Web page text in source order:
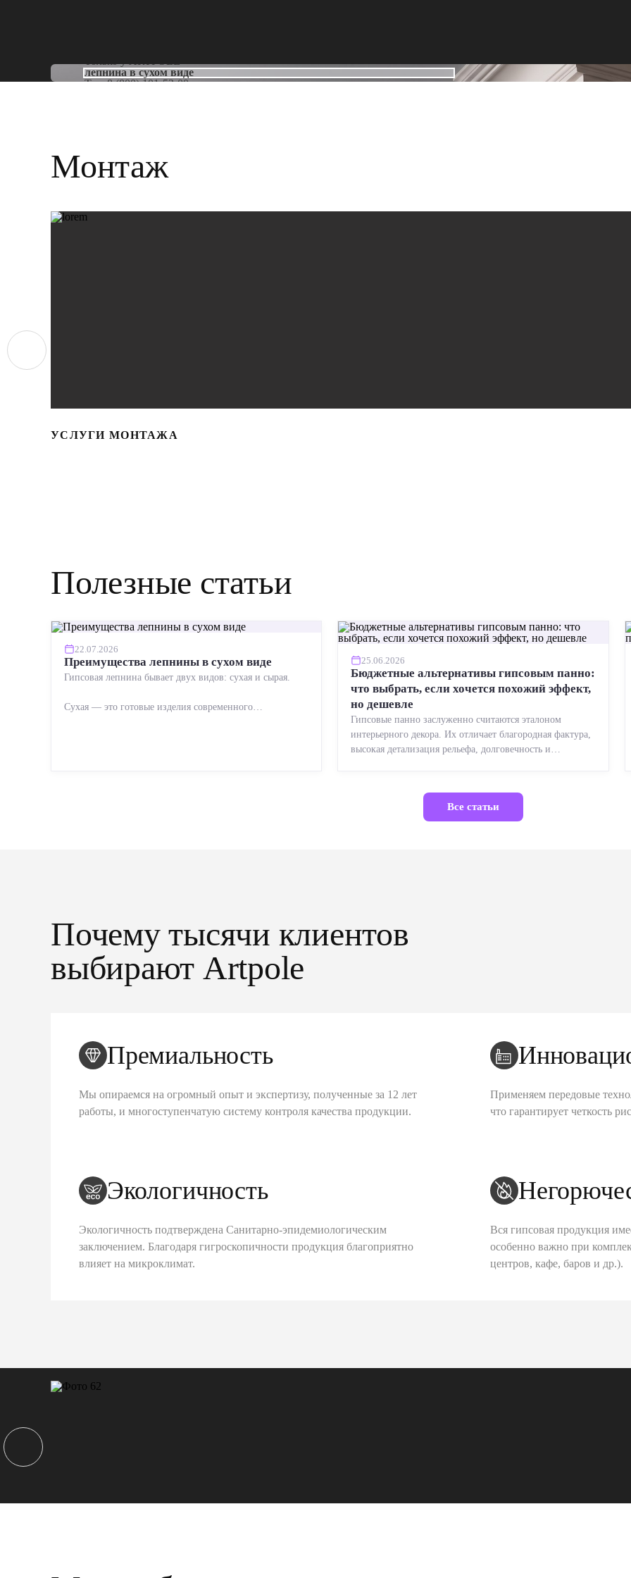
Только уARTPOLE
лепнина в сухом виде
Тел:8 (800) 101-53-00
Монтаж
УСЛУГИ МОНТАЖА
Полезные статьи
22.07.2026
Преимущества лепнины в сухом виде
Гипсовая лепнина бывает двух видов: сухая и сырая.
Сухая — это готовые изделия современного
25.06.2026
Бюджетные альтернативы гипсовым панно:
что выбрать, если хочется похожий эффект,
но дешевле
Гипсовые панно заслуженно считаются эталоном
интерьерного декора. Их отличает благородная фактура,
высокая детализация рельефа, долговечность и
Все статьи
Почему тысячи клиентов
выбирают Artpole
Премиальность
Мы опираемся на огромный опыт и экспертизу, полученные за 12 лет
работы, и многоступенчатую систему контроля качества продукции.
Применяем передовые
что гарантирует четкость
Экологичность
Экологичность подтверждена Санитарно-эпидемиологическим
заключением. Благодаря гигроскопичности продукция благоприятно
влияет на микроклимат.
Вся гипсовая продукция
особенно важно при
центров, кафе, баров и др.).